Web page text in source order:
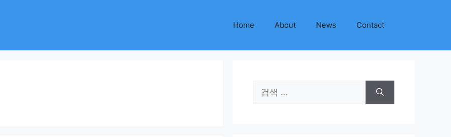
Home About News Contact
색: